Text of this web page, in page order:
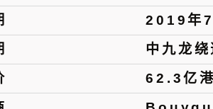
2019年7
中九龙
62.3亿